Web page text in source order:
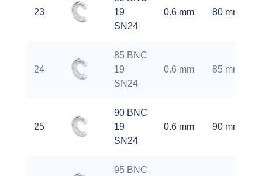
23
19
SN24
0.6 mm 80 mm
24
85 BNC
19
SN24
0.6 mm 85 mm
25
90 BNC
19
SN24
0.6 mm 90 mm
95 BNC